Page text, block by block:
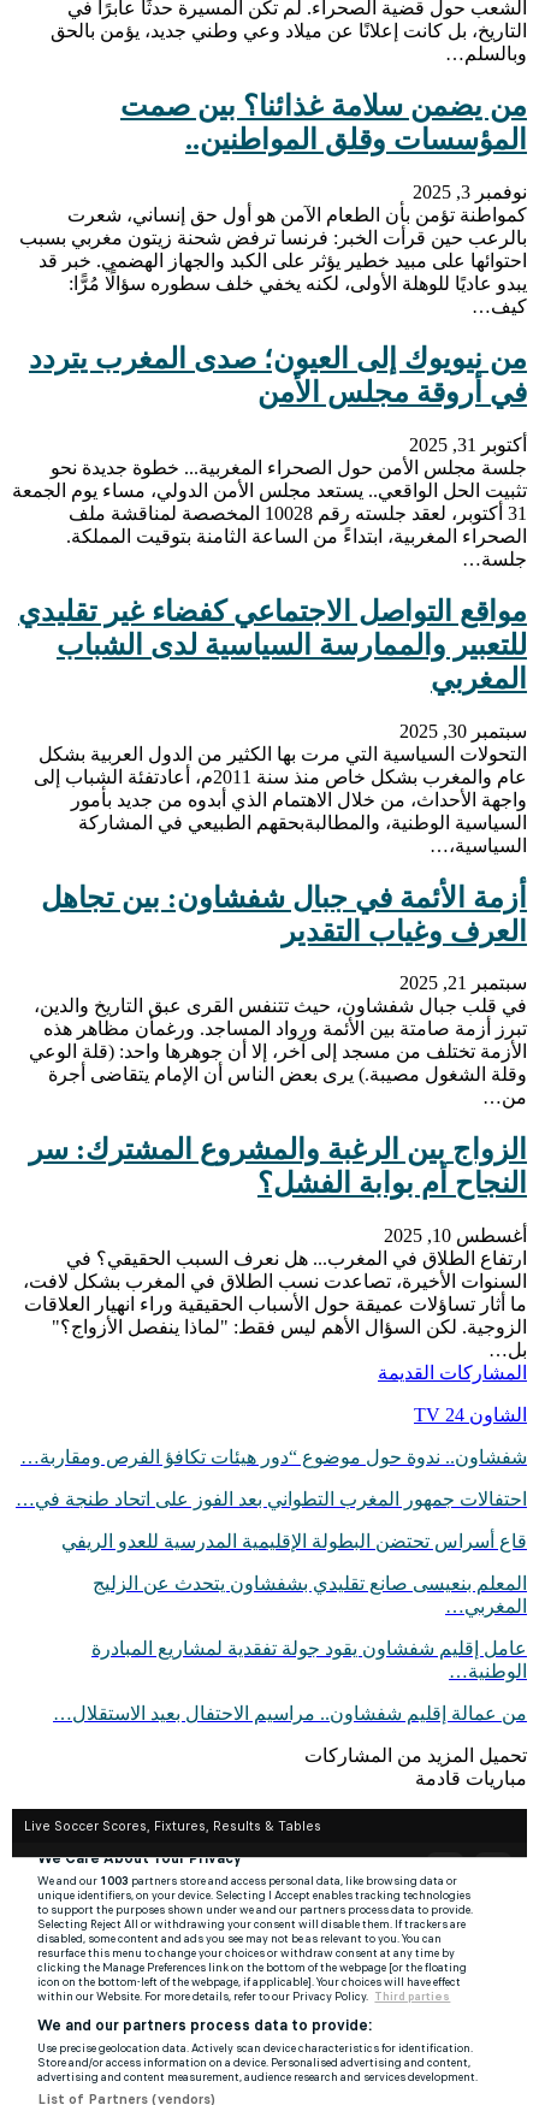
الشعب حول قضية الصحراء. لم تكن المسيرة حدثًا عابرًا في
التاريخ، بل كانت إعلانًا عن ميلاد وعي وطني جديد، يؤمن بالحق
وبالسلم…
من يضمن سلامة غذائنا؟ بين صمت
المؤسسات وقلق المواطنين..
نوفمبر 3, 2025
كمواطنة تؤمن بأن الطعام الآمن هو أول حق إنساني، شعرت
بالرعب حين قرأت الخبر: فرنسا ترفض شحنة زيتون مغربي بسبب
احتوائها على مبيد خطير يؤثر على الكبد والجهاز الهضمي. خبر قد
يبدو عاديًا للوهلة الأولى، لكنه يخفي خلف سطوره سؤالًا مُرًّا:
كيف…
من نيويوك إلى العيون؛ صدى المغرب يتردد
في أروقة مجلس الأمن
أكتوبر 31, 2025
جلسة مجلس الأمن حول الصحراء المغربية... خطوة جديدة نحو
تثبيت الحل الواقعي.. يستعد مجلس الأمن الدولي، مساء يوم الجمعة
31 أكتوبر، لعقد جلسته رقم 10028 المخصصة لمناقشة ملف
الصحراء المغربية، ابتداءً من الساعة الثامنة بتوقيت المملكة.
جلسة…
مواقع التواصل الاجتماعي كفضاء غير تقليدي
للتعبير والممارسة السياسية لدى الشباب
المغربي
سبتمبر 30, 2025
التحولات السياسية التي مرت بها الكثير من الدول العربية بشكل
عام والمغرب بشكل خاص منذ سنة 2011م، أعادتفئة الشباب إلى
واجهة الأحداث، من خلال الاهتمام الذي أبدوه من جديد بأمور
السياسية الوطنية، والمطالبةبحقهم الطبيعي في المشاركة
السياسية،…
أزمة الأئمة في جبال شفشاون: بين تجاهل
العرف وغياب التقدير
سبتمبر 21, 2025
في قلب جبال شفشاون، حيث تتنفس القرى عبق التاريخ والدين،
تبرز أزمة صامتة بين الأئمة ورواد المساجد. ورغمأن مظاهر هذه
الأزمة تختلف من مسجد إلى آخر، إلا أن جوهرها واحد: (قلة الوعي
وقلة الشغول مصيبة.) يرى بعض الناس أن الإمام يتقاضى أجرة
من…
الزواج بين الرغبة والمشروع المشترك: سر
النجاح أم بوابة الفشل؟
أغسطس 10, 2025
ارتفاع الطلاق في المغرب... هل نعرف السبب الحقيقي؟ في
السنوات الأخيرة، تصاعدت نسب الطلاق في المغرب بشكل لافت،
ما أثار تساؤلات عميقة حول الأسباب الحقيقية وراء انهيار العلاقات
الزوجية. لكن السؤال الأهم ليس فقط: "لماذا ينفصل الأزواج؟"
بل…
المشاركات القديمة
الشاون 24 TV
شفشاون.. ندوة حول موضوع “دور هيئات تكافؤ الفرص ومقاربة…
احتفالات جمهور المغرب التطواني بعد الفوز على اتحاد طنجة في…
قاع أسراس تحتضن البطولة الإقليمية المدرسية للعدو الريفي
المعلم بنعيسى صانع تقليدي بشفشاون يتحدث عن الزليج
المغربي…
عامل إقليم شفشاون يقود جولة تفقدية لمشاريع المبادرة
الوطنية…
من عمالة إقليم شفشاون.. مراسيم الاحتفال بعيد الاستقلال…
تحميل المزيد من المشاركات
مباريات قادمة